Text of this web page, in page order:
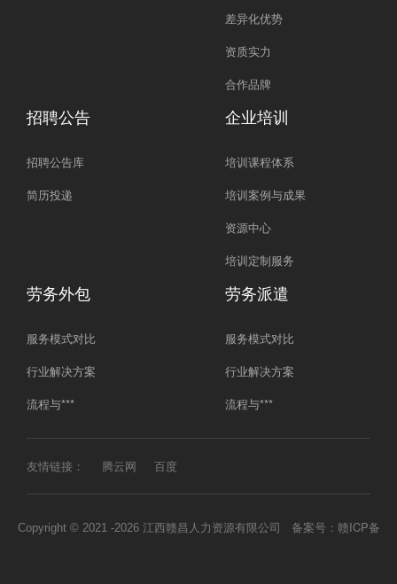
差异化优势
资质实力
合作品牌
招聘公告
招聘公告库
简历投递
企业培训
培训课程体系
培训案例与成果
资源中心
培训定制服务
劳务外包
服务模式对比
行业解决方案
流程与***
劳务派遣
服务模式对比
行业解决方案
流程与***
友情链接： 腾云网 百度
Copyright © 2021 -2026 江西赣昌人力资源有限公司 备案号： 赣ICP备